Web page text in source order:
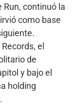
continuó la
como base
el
de
y bajo el
holding